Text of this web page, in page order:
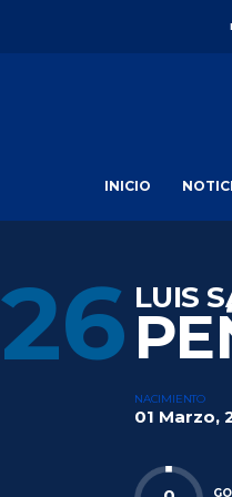
INICIO
26 LUIS
NACIMIENTO
01 Marzo,